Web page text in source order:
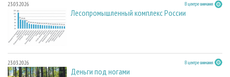
23.03.2026 В центре внимания
Лесопромышленный комплекс России
23.03.2026 В центре внимания
Деньги под ногами